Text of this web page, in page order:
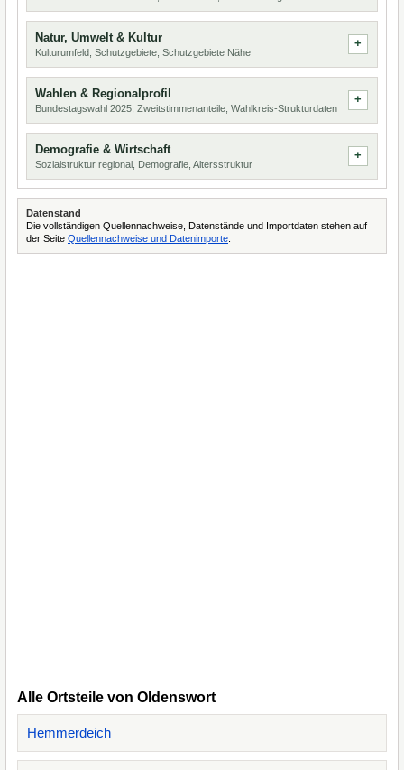
Natur, Umwelt & Kultur
Kulturumfeld, Schutzgebiete, Schutzgebiete Nähe
Wahlen & Regionalprofil
Bundestagswahl 2025, Zweitstimmenanteile, Wahlkreis-Strukturdaten
Demografie & Wirtschaft
Sozialstruktur regional, Demografie, Altersstruktur
Datenstand
Die vollständigen Quellennachweise, Datenstände und Importdaten stehen auf
der Seite Quellennachweise und Datenimporte
Alle Ortsteile von Oldenswort
Hemmerdeich